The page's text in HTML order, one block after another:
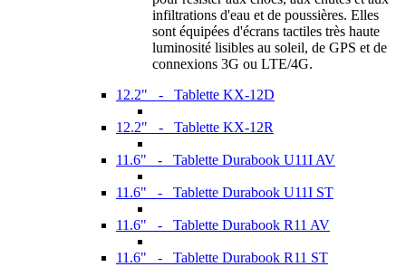
infiltrations d'eau et de poussières. Elles
sont équipées d'écrans tactiles très haute
luminosité lisibles au soleil, de GPS et de
connexions 3G ou LTE/4G.
12.2" - Tablette KX-12D
12.2" - Tablette KX-12R
11.6" - Tablette Durabook U11I AV
11.6" - Tablette Durabook U11I ST
11.6" - Tablette Durabook R11 AV
11.6" - Tablette Durabook R11 ST